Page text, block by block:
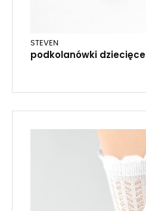
STEVEN
podkolanówki